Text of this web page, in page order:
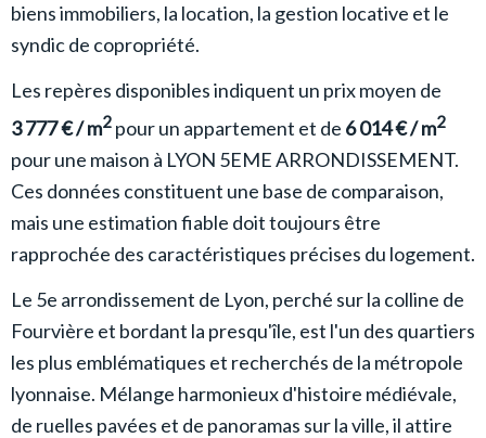
biens immobiliers, la location, la gestion locative et le
syndic de copropriété.
Les repères disponibles indiquent un prix moyen de
3 777 € / m2 pour un appartement et de 6 014 € / m2
pour une maison à LYON 5EME ARRONDISSEMENT.
Ces données constituent une base de comparaison,
mais une estimation fiable doit toujours être
rapprochée des caractéristiques précises du logement.
Le 5e arrondissement de Lyon, perché sur la colline de
Fourvière et bordant la presqu'île, est l'un des quartiers
les plus emblématiques et recherchés de la métropole
lyonnaise. Mélange harmonieux d'histoire médiévale,
de ruelles pavées et de panoramas sur la ville, il attire